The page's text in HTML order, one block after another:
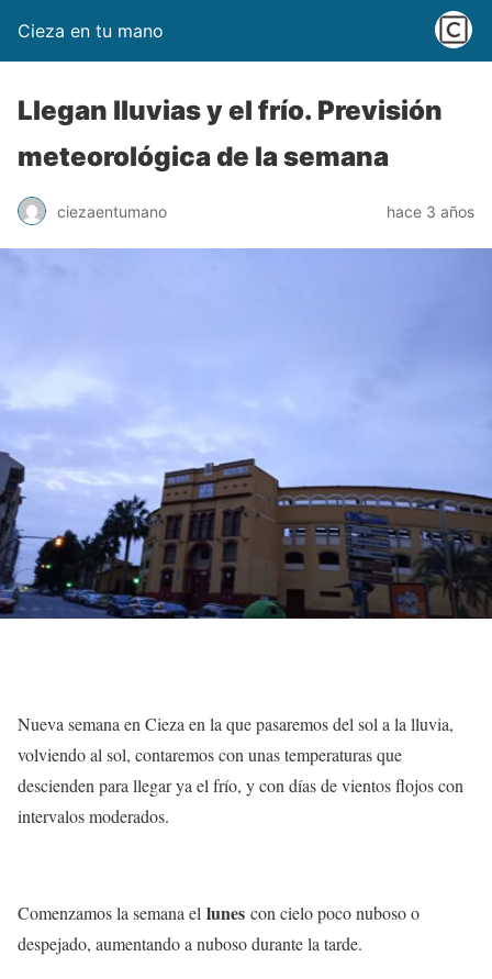
Cieza en tu mano
Llegan lluvias y el frío. Previsión
meteorológica de la semana
ciezaentumano hace 3 años
Nueva semana en Cieza en la que pasaremos del sol a la lluvia,
volviendo al sol, contaremos con unas temperaturas que
descienden para llegar ya el frío, y con días de vientos flojos con
intervalos moderados.
Comenzamos la semana el lunes con cielo poco nuboso o
despejado, aumentando a nuboso durante la tarde.